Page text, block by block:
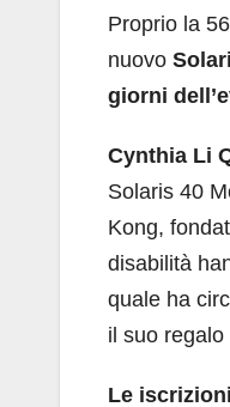
Proprio la
nuovo
giorni
Cynthia Li
Solaris 40
Kong,
disabilità
quale ha
il suo
Le